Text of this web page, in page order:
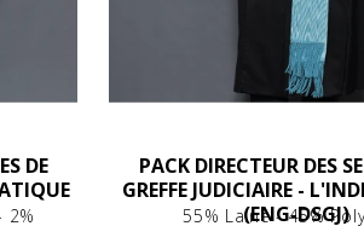
DE
2%
PACK DIRECTEUR DES
GREFFE JUDICIAIRE -
(ENG-DSGJ)
55% Laine - 45%